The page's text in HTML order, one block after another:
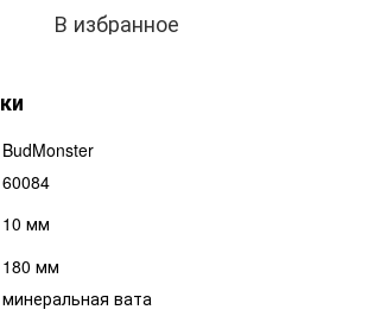
В избранное
BudMonster
60084
10 мм
180 мм
минеральная вата